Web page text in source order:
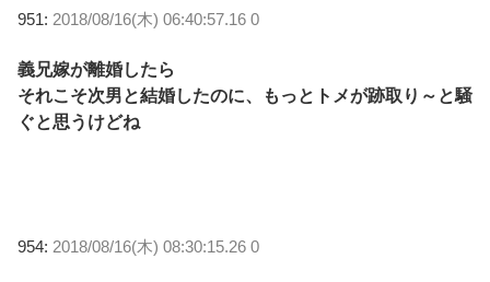
951: 2018/08/16(木) 06:40:57.16 0
義兄嫁が離婚したら
それこそ次男と結婚したのに、もっとトメが跡取り～と騒
ぐと思うけどね
954: 2018/08/16(木) 08:30:15.26 0